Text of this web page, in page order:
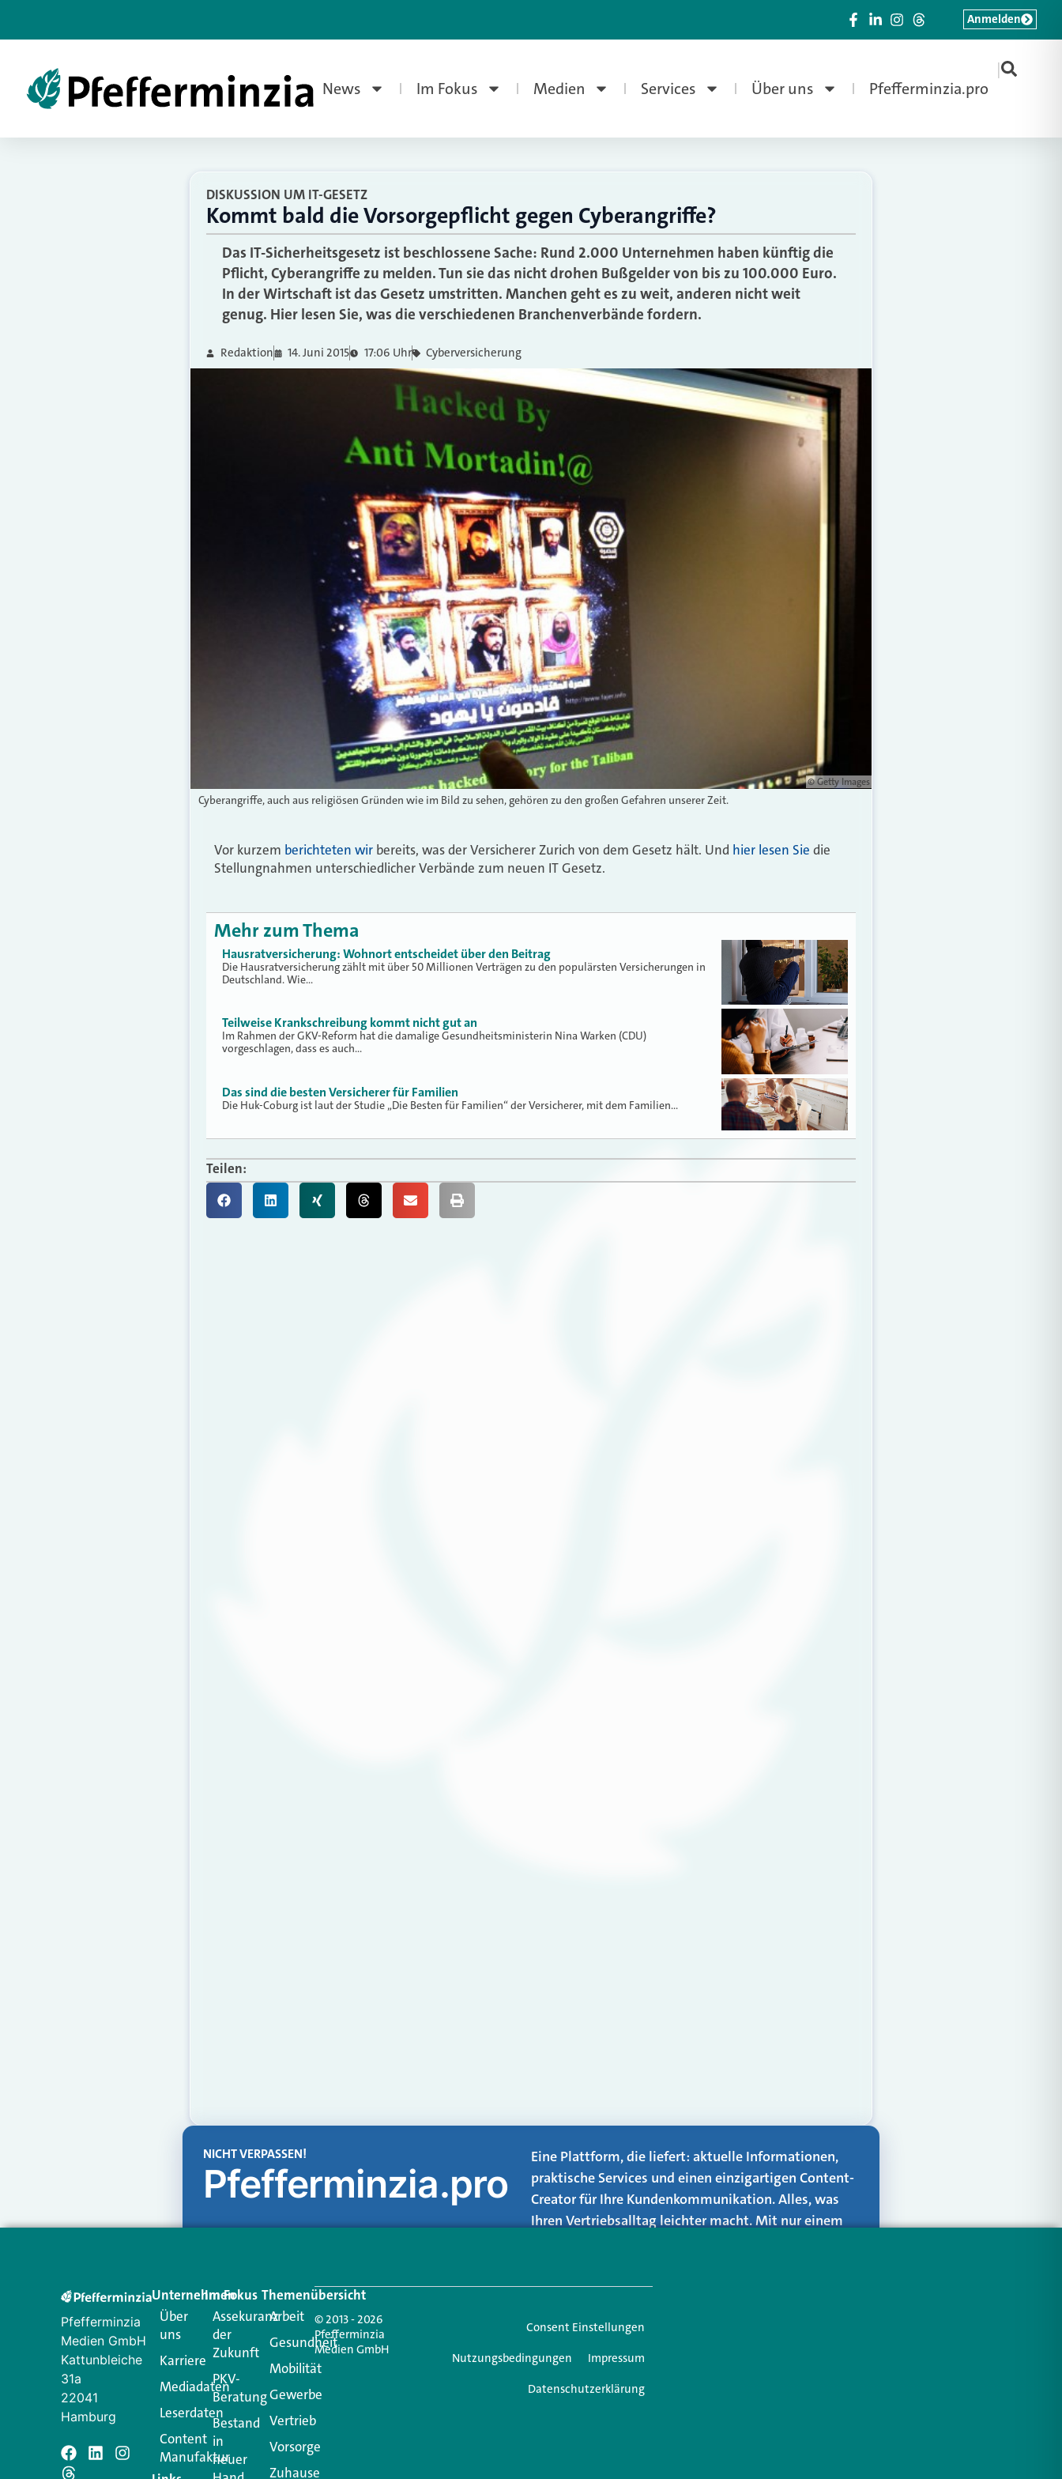
News Im Fokus Medien Services Über uns Pfefferminzia.pro
|
Anmelden
DISKUSSION UM IT-GESETZ
Kommt bald die Vorsorgepflicht gegen Cyberangriffe?
Das IT-Sicherheitsgesetz ist beschlossene Sache: Rund 2.000 Unternehmen haben künftig die
Pflicht, Cyberangriffe zu melden. Tun sie das nicht drohen Bußgelder von bis zu 100.000 Euro.
In der Wirtschaft ist das Gesetz umstritten. Manchen geht es zu weit, anderen nicht weit
genug. Hier lesen Sie, was die verschiedenen Branchenverbände fordern.
Redaktion 14. Juni 2015 17:06 Uhr Cyberversicherung
© Getty Images
Cyberangriffe, auch aus religiösen Gründen wie im Bild zu sehen, gehören zu den großen Gefahren unserer Zeit.
Vor kurzem berichteten wir bereits, was der Versicherer Zurich von dem Gesetz hält. Und hier lesen Sie die
Stellungnahmen unterschiedlicher Verbände zum neuen IT Gesetz.
Mehr zum Thema
Hausratversicherung: Wohnort entscheidet über den Beitrag
Die Hausratversicherung zählt mit über 50 Millionen Verträgen zu den populärsten Versicherungen in
Deutschland. Wie…
Teilweise Krankschreibung kommt nicht gut an
Im Rahmen der GKV-Reform hat die damalige Gesundheitsministerin Nina Warken (CDU)
vorgeschlagen, dass es auch…
Das sind die besten Versicherer für Familien
Die Huk-Coburg ist laut der Studie „Die Besten für Familien“ der Versicherer, mit dem Familien…
Teilen:
NICHT VERPASSEN!
Pfefferminzia.pro
Eine Plattform, die liefert: aktuelle Informationen,
praktische Services und einen einzigartigen Content-
Creator für Ihre Kundenkommunikation. Alles, was
Ihren Vertriebsalltag leichter macht. Mit nur einem
Schreiben Sie einen Kommentar
Pfefferminzia
Medien GmbH
Kattunbleiche
31a
22041
Hamburg
Unternehmen
Über
uns
Karriere
Mediadaten
Leserdaten
Content
Manufaktur
Im Fokus
Assekuranz
der
Zukunft
PKV-
Beratung
Bestand
in
neuer
Themenübersicht
Arbeit
Gesundheit
Mobilität
Gewerbe
Vertrieb
Vorsorge
Zuhause
© 2013 - 2026
Pfefferminzia
Medien GmbH
Consent Einstellungen
Nutzungsbedingungen
Impressum
Datenschutzerklärung